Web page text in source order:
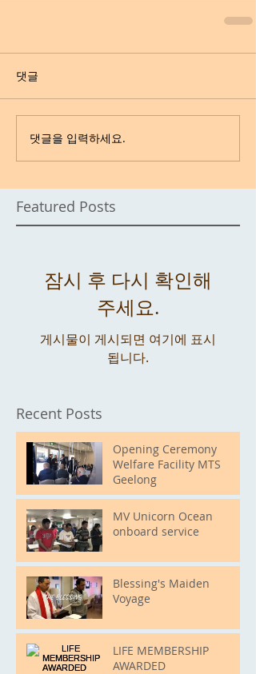
댓글
댓글을 입력하세요.
Featured Posts
잠시 후 다시 확인해
주세요.
게시물이 게시되면 여기에 표시
됩니다.
Recent Posts
Opening Ceremony
Welfare Facility MTS
Geelong
MV Unicorn Ocean
onboard service
Blessing's Maiden
Voyage
LIFE MEMBERSHIP
AWARDED